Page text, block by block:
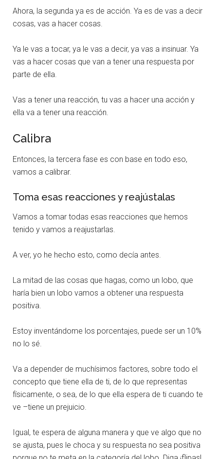
Ahora, la segunda ya es de acción. Ya es de vas a decir
cosas, vas a hacer cosas.
Ya le vas a tocar, ya le vas a decir, ya vas a insinuar. Ya
vas a hacer cosas que van a tener una respuesta por
parte de ella.
Vas a tener una reacción, tu vas a hacer una acción y
ella va a tener una reacción.
Calibra
Entonces, la tercera fase es con base en todo eso,
vamos a calibrar.
Toma esas reacciones y reajústalas
Vamos a tomar todas esas reacciones que hemos
tenido y vamos a reajustarlas.
A ver, yo he hecho esto, como decía antes.
La mitad de las cosas que hagas, como un lobo, que
haría bien un lobo vamos a obtener una respuesta
positiva.
Estoy inventándome los porcentajes, puede ser un 10%
no lo sé.
Va a depender de muchísimos factores, sobre todo el
concepto que tiene ella de ti, de lo que representas
físicamente, o sea, de lo que ella espera de ti cuando te
ve –tiene un prejuicio.
Igual, te espera de alguna manera y que ve algo que no
se ajusta, pues le choca y su respuesta no sea positiva